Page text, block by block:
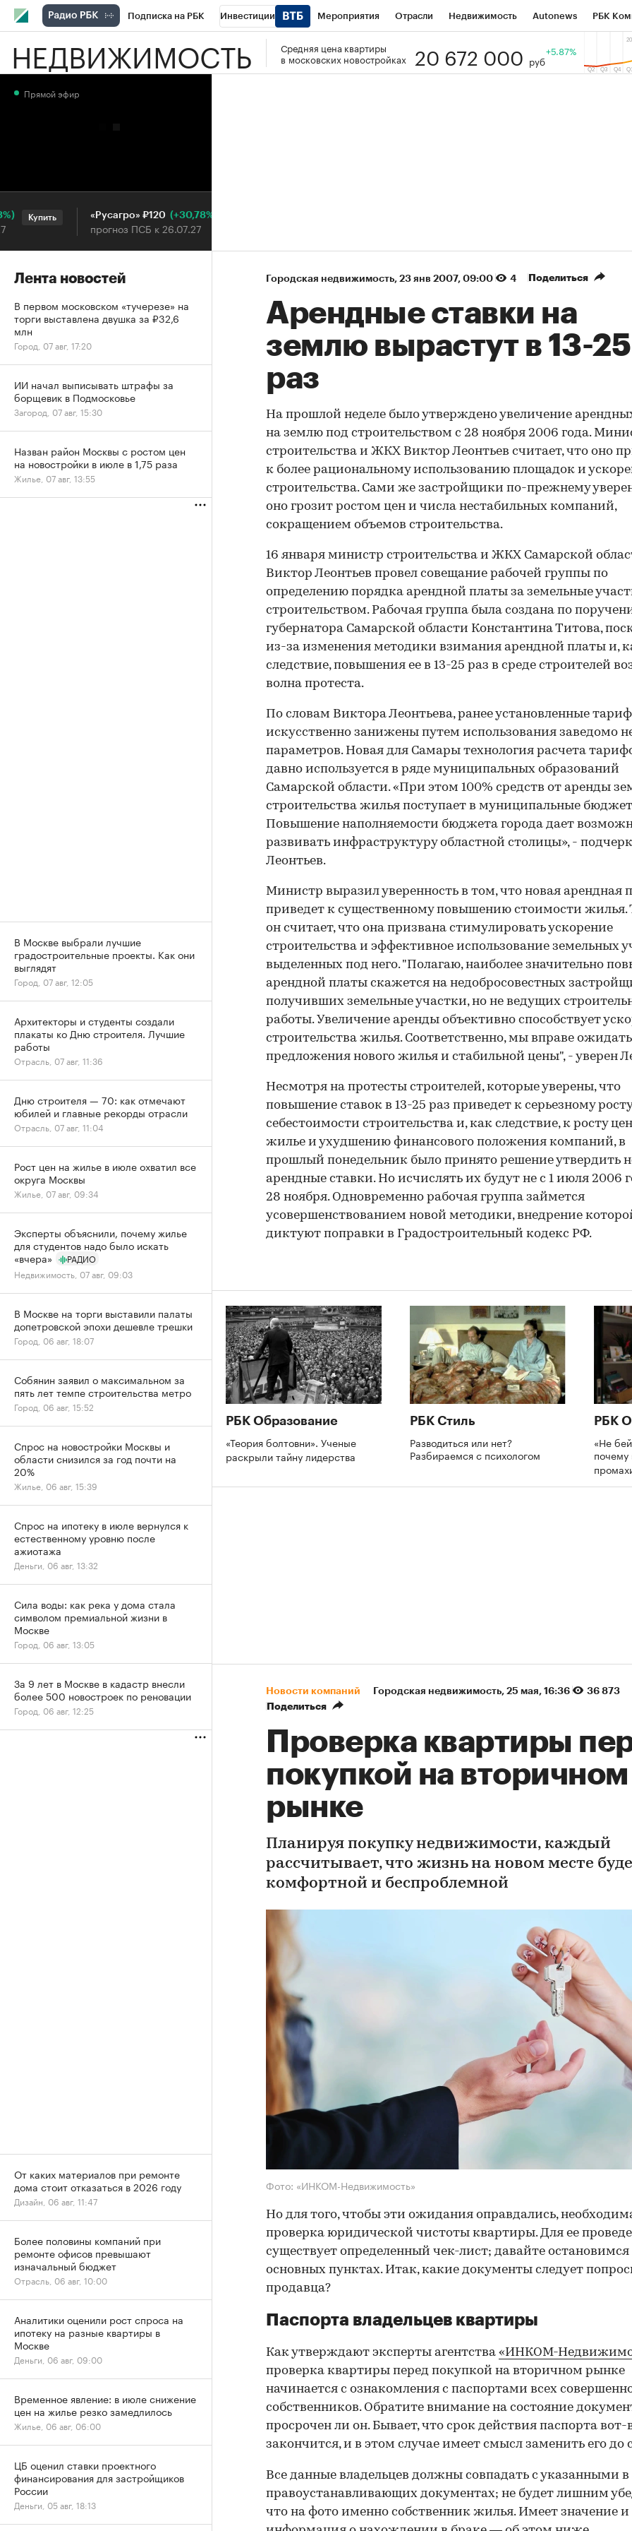
Подписка на РБК Инвестиции Мероприятия Отрасли Недвижимость Autonews РБК
РБК Вино Спорт Школа управления РБК РБК Образование Тренды
НЕДВИЖИМОСТЬ
Средняя цена квартиры
в московских новостройках
20 672 000 руб
+5.87%
Городская недвижимость⁠, 23 янв 2007, 09:00 4 Поделиться
Арендные ставки на
землю вырастут в 13-25
раз
На прошлой неделе было утверждено увеличение
на землю под строительством с 28 ноября 2006 года.
строительства и ЖКХ Виктор Леонтьев считает, что оно
к более рациональному использованию площадок и
строительства. Сами же застройщики по-прежнему
оно грозит ростом цен и числа нестабильных компаний,
сокращением объемов строительства.
16 января министр строительства и ЖКХ Самарской
Виктор Леонтьев провел совещание рабочей группы по
определению порядка арендной платы за земельные
строительством. Рабочая группа была создана по
губернатора Самарской области Константина Титова,
из-за изменения методики взимания арендной платы и,
следствие, повышения ее в 13-25 раз в среде строителей
волна протеста.
По словам Виктора Леонтьева, ранее установленные
искусственно занижены путем использования заведомо
параметров. Новая для Самары технология расчета
давно используется в ряде муниципальных образований
Самарской области. «При этом 100% средств от аренды
строительства жилья поступает в муниципальные
Повышение наполняемости бюджета города дает
развивать инфраструктуру областной столицы», -
Леонтьев.
Министр выразил уверенность в том, что новая арендная
приведет к существенному повышению стоимости жилья.
он считает, что она призвана стимулировать ускорение
строительства и эффективное использование земельных
выделенных под него. "Полагаю, наиболее значительно
арендной платы скажется на недобросовестных
получивших земельные участки, но не ведущих
работы. Увеличение аренды объективно способствует
строительства жилья. Соответственно, мы вправе
предложения нового жилья и стабильной цены", - уверен
Несмотря на протесты строителей, которые уверены, что
повышение ставок в 13-25 раз приведет к серьезному росту
себестоимости строительства и, как следствие, к росту
жилье и ухудшению финансового положения компаний, в
прошлый понедельник было принято решение утвердить
арендные ставки. Но исчислять их будут не с 1 июля 2006
28 ноября. Одновременно рабочая группа займется
усовершенствованием новой методики, внедрение
диктуют поправки в Градостроительный кодекс РФ.
РБК Образование
«Теория болтовни». Ученые
раскрыли тайну лидерства
РБК Стиль
Разводиться или нет?
Разбираемся с психологом
РБК
«Не
почему
Новости компаний Городская недвижимость⁠, 25 мая, 16:36
36 873
Поделиться
Проверка квартиры
покупкой на вторичном
рынке
Планируя покупку недвижимости, каждый
рассчитывает, что жизнь на новом месте
комфортной и беспроблемной
Фото: «ИНКОМ-Недвижимость»
Но для того, чтобы эти ожидания оправдались,
проверка юридической чистоты квартиры. Для ее
существует определенный чек-лист; давайте остановимся
основных пунктах. Итак, какие документы следует
продавца?
Паспорта владельцев квартиры
Как утверждают эксперты агентства «ИНКОМ-
проверка квартиры перед покупкой на вторичном рынке
начинается с ознакомления с паспортами всех
собственников. Обратите внимание на состояние
просрочен ли он. Бывает, что срок действия паспорта вот-
закончится, и в этом случае имеет смысл заменить его до
Все данные владельцев должны совпадать с указанными в
правоустанавливающих документах; не будет лишним
что на фото именно собственник жилья. Имеет значение и
Прямой эфир
Купить «Русагро» ₽120 (+30,78%)
прогноз ПСБ к 26.07.27
Лента новостей
В первом московском «тучерезе» на
торги выставлена двушка за ₽32,6
млн
Город, 07 авг, 17:20
ИИ начал выписывать штрафы за
борщевик в Подмосковье
Загород, 07 авг, 15:30
Назван район Москвы с ростом цен
на новостройки в июле в 1,75 раза
Жилье, 07 авг, 13:55
В Москве выбрали лучшие
градостроительные проекты. Как они
выглядят
Город, 07 авг, 12:05
Архитекторы и студенты создали
плакаты ко Дню строителя. Лучшие
работы
Отрасль, 07 авг, 11:36
Дню строителя — 70: как отмечают
юбилей и главные рекорды отрасли
Отрасль, 07 авг, 11:04
Рост цен на жилье в июле охватил все
округа Москвы
Жилье, 07 авг, 09:34
Эксперты объяснили, почему жилье
для студентов надо было искать
«вчера»
РАДИО
Недвижимость, 07 авг, 09:03
В Москве на торги выставили палаты
допетровской эпохи дешевле трешки
Город, 06 авг, 18:07
Собянин заявил о максимальном за
пять лет темпе строительства метро
Город, 06 авг, 15:52
Спрос на новостройки Москвы и
области снизился за год почти на
20%
Жилье, 06 авг, 15:39
Спрос на ипотеку в июле вернулся к
естественному уровню после
ажиотажа
Деньги, 06 авг, 13:32
Сила воды: как река у дома стала
символом премиальной жизни в
Москве
Город, 06 авг, 13:05
За 9 лет в Москве в кадастр внесли
более 500 новостроек по реновации
Город, 06 авг, 12:25
От каких материалов при ремонте
дома стоит отказаться в 2026 году
Дизайн, 06 авг, 11:47
Более половины компаний при
ремонте офисов превышают
изначальный бюджет
Отрасль, 06 авг, 10:00
Аналитики оценили рост спроса на
ипотеку на разные квартиры в
Москве
Деньги, 06 авг, 09:00
Временное явление: в июле снижение
цен на жилье резко замедлилось
Жилье, 06 авг, 06:00
ЦБ оценил ставки проектного
финансирования для застройщиков
России
Деньги, 05 авг, 18:13